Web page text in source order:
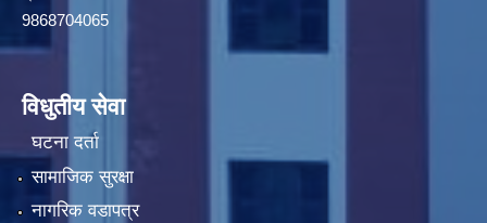
9868704065
विधुतीय सेवा
घटना दर्ता
सामाजिक सुरक्षा
नागरिक वडापत्र